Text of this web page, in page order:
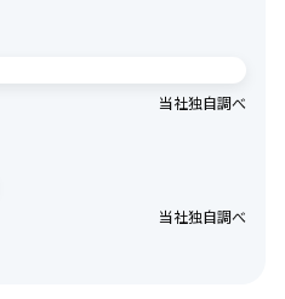
当社独自調べ
当社独自調べ